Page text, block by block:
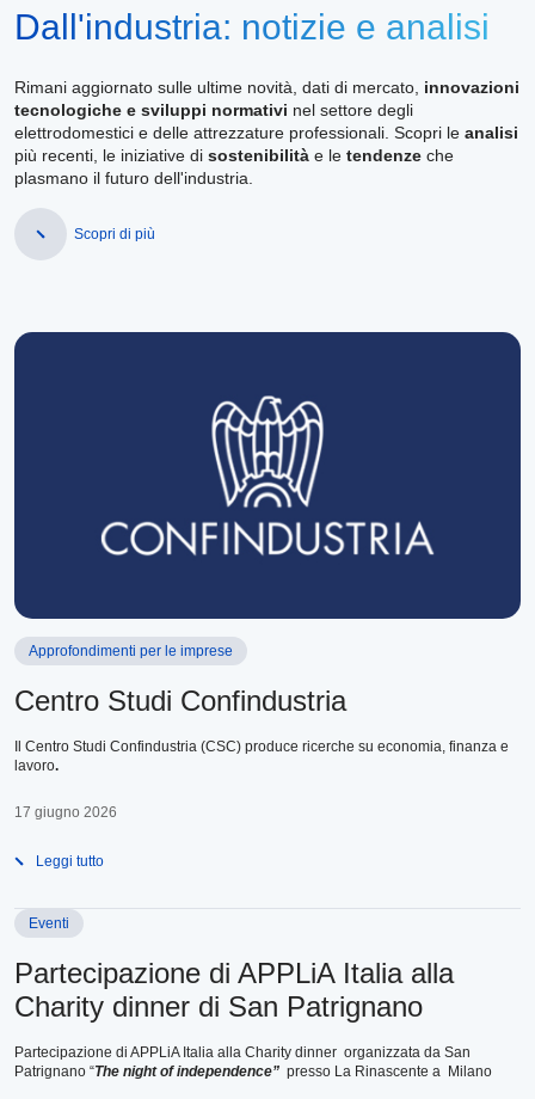
Dall'industria: notizie e analisi
Rimani aggiornato sulle ultime novità, dati di mercato, innovazioni
tecnologiche e sviluppi normativi nel settore degli
elettrodomestici e delle attrezzature professionali. Scopri le analisi
più recenti, le iniziative di sostenibilità e le tendenze che
plasmano il futuro dell'industria.
Scopri di più
Approfondimenti per le imprese
Centro Studi Confindustria
Il Centro Studi Confindustria (CSC) produce ricerche su economia, finanza e
lavoro.
17 giugno 2026
Leggi tutto
Eventi
Partecipazione di APPLiA Italia alla
Charity dinner di San Patrignano
Partecipazione di APPLiA Italia alla Charity dinner organizzata da San
Patrignano “The night of independence” presso La Rinascente a Milano